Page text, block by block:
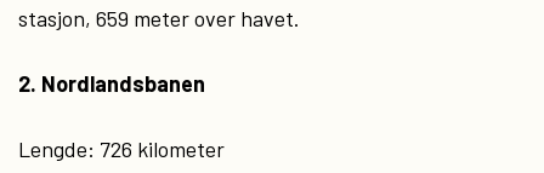
stasjon, 659 meter over havet.
2. Nordlandsbanen
Lengde: 726 kilometer